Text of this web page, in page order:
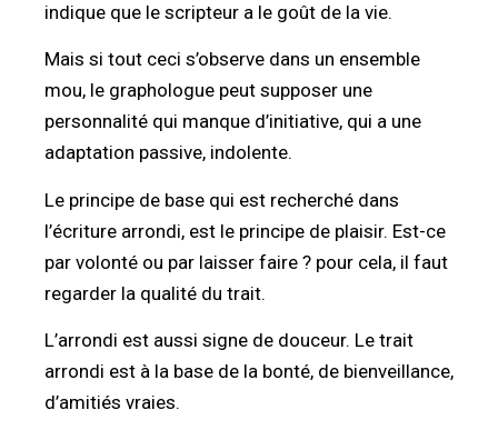
indique que le scripteur a le goût de la vie.
Mais si tout ceci s’observe dans un ensemble
mou, le graphologue peut supposer une
personnalité qui manque d’initiative, qui a une
adaptation passive, indolente.
Le principe de base qui est recherché dans
l’écriture arrondi, est le principe de plaisir. Est-ce
par volonté ou par laisser faire ? pour cela, il faut
regarder la qualité du trait.
L’arrondi est aussi signe de douceur. Le trait
arrondi est à la base de la bonté, de bienveillance,
d’amitiés vraies.